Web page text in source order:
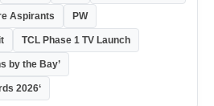
Aspirants PW
TCL Phase 1 TV Launch
by the Bay’
2026‘